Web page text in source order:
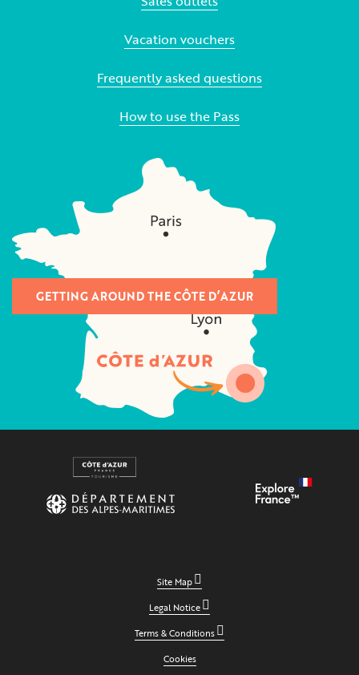
Vacation vouchers
Frequently asked questions
How to use the Pass
GETTING AROUND THE CÔTE D’AZUR
Site Map
Legal Notice
Terms & Conditions
Cookies